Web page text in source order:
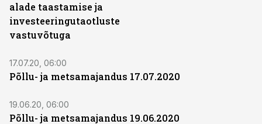
alade taastamise ja
investeeringutaotluste
vastuvõtuga
17.07.20, 06:00
Põllu- ja metsamajandus 17.07.2020
19.06.20, 06:00
Põllu- ja metsamajandus 19.06.2020